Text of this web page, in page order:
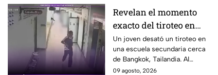
Revelan el momento
exacto del tiroteo en
secundaria que dejó al
menos 8 muertos y 30
heridos
Un joven desató un tiroteo en
una escuela secundaria cerca
de Bangkok, Tailandia. Al
menos ocho personas
09 agosto, 2026